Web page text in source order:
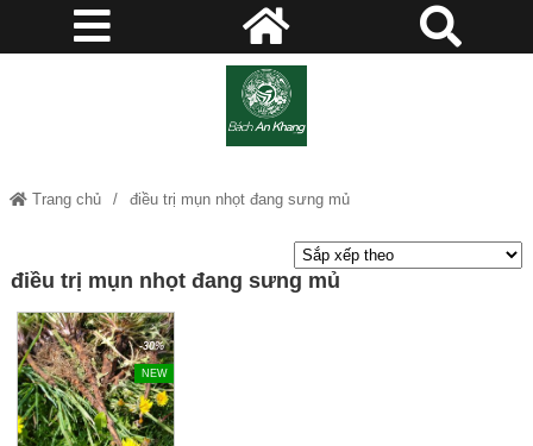
Trang chủ điều trị mụn nhọt đang sưng mủ
điều trị mụn nhọt đang sưng mủ
-30%
NEW